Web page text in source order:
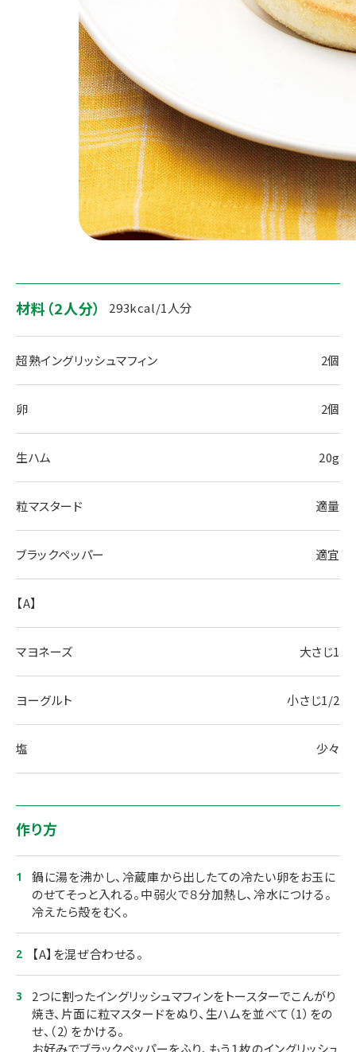
材料（2人分） 293kcal/1人分
超熟イングリッシュマフィン 2個
卵 2個
生ハム 20g
粒マスタード 適量
ブラックペッパー 適宜
【A】
マヨネーズ 大さじ1
ヨーグルト 小さじ1/2
塩 少々
作り方
鍋に湯を沸かし、冷蔵庫から出したての冷たい卵をお玉に
のせてそっと入れる。中弱火で８分加熱し、冷水につける。
冷えたら殻をむく。
【A】を混ぜ合わせる。
2つに割ったイングリッシュマフィンをトースターでこんがり
焼き、片面に粒マスタードをぬり、生ハムを並べて（1）をの
せ、（2）をかける。
お好みでブラックペッパーをふり、もう１枚のイングリッシュ